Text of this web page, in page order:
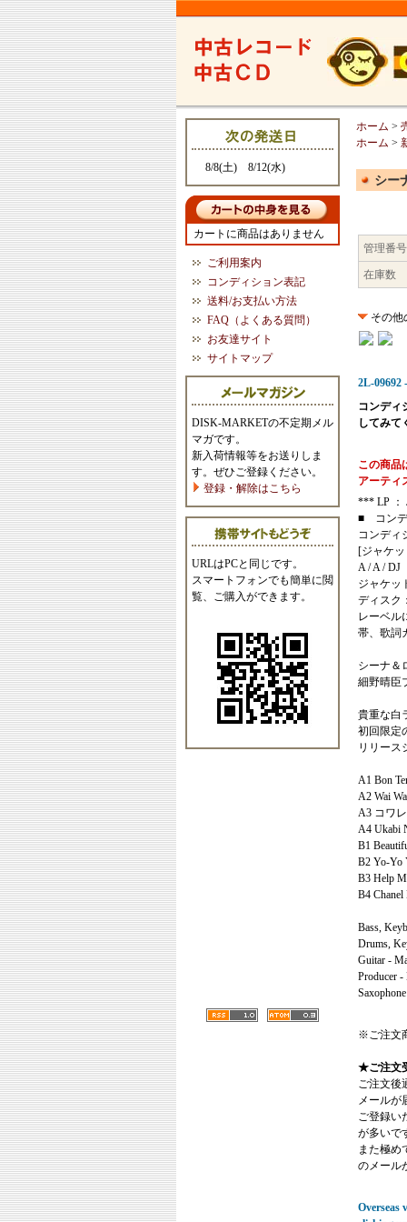
8/8(土) 8/12(水)
カートに商品はありません
ご利用案内
コンディション表記
送料/お支払い方法
FAQ（よくある質問）
お友達サイト
サイトマップ
DISK-MARKETの不定期メル
マガです。
新入荷情報等をお送りしま
す。ぜひご登録ください。
登録・解除はこちら
URLはPCと同じです。
スマートフォンでも簡単に閲
覧、ご購入ができます。
ホーム >
ホーム >
シー
管理番号
在庫数
その他
2L-09692
コンディ
してみて
この商品
アーティ
*** LP ：
■ コン
コンディ
[ジャケッ
A / A / DJ
ジャケッ
ディスク
レーベル
帯、歌詞
シーナ＆
細野晴臣
貴重な白
初回限定
リリース
A1 Bon
A2 Wai
A3 コワ
A4 Ukabi
B1
B2 Yo-Yo
B3 Help
B4 Chanel
Bass,
Drums,
Guitar -
Producer -
※ご注文
★ご注文
ご注文後
メールが
ご登録い
が多いで
また極め
のメール
Overseas